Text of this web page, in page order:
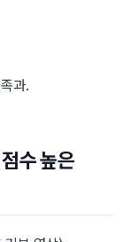
과.
수 높은